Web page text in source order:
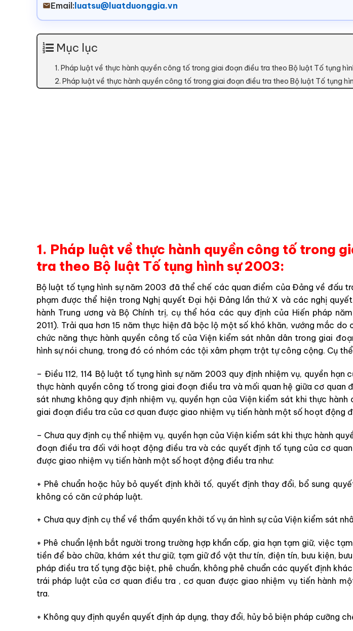
Email: luatsu@luatduonggia.vn
Mục lục
1. Pháp luật về thực hành quyền công tố trong giai đoạn điều tra theo Bộ luật Tố tụng
2. Pháp luật về thực hành quyền công tố trong giai đoạn điều tra theo Bộ luật Tố tụng
1. Pháp luật về thực hành quyền công tố trong
tra theo Bộ luật Tố tụng hình sự 2003:
Bộ luật tố tụng hình sự năm 2003 đã thể chế các quan điểm củaĐảngvề đấu tr
phạm được thể hiện trong Nghị quyếtĐại hội Đảng lần thứ X và các nghị quyết
hành Trung ương và Bộ Chính trị, cụ thể hóa các quy định của Hiến pháp
2011). Trải qua hơn 15 năm thực hiện đã bộc lộ một số khó khăn, vướng mắc do
chức năng thực hành quyền công tố của Viện kiểm sát nhân dân trong giai
hình sự nói chung, trong đó có nhóm các tội xâm phạm trật tự công cộng. Cụ thể
– Điều112,114 Bộ luật tố tụng hình sự năm 2003 quy định nhiệmvụ, quyền hạn c
thực hành quyền công tố trong giai đoạn điều tra và mối quan hệ giữa cơ quan
sát nhưng không quy định nhiệm vụ, quyền hạn của Viện kiểm sát khi thực hành
giai đoạn điều tra của cơ quan được giao nhiệm vụ tiến hành một số hoạt động
– Chưa quy định cụ thể nhiệmvụ, quyền hạn của Viện kiểm sát khi thực hành
đoạn điều tra đối với hoạt động điều travà các quyết định tố tụng của cơ
được giao nhiệm vụ tiến hành một số hoạt động điều tra như:
+ Phê chuẩn hoặc hủy bỏ quyết định khởi tố, quyết định thay đổi, bổ sung
không có căn cứ pháp luật.
+ Chưa quy định cụ thể về thẩm quyền khởi tố vụ án hình sự của Viện kiểm sát
+ Phê chuẩn lệnh bắt người trong trường hợp khẩn cấp, gia hạn tạm giữ, việc tạm
tiền để bào chữa, khám xét thư giữ, tạm giữ đồ vật thư tín, điện tín, bưu kiện, bưu
pháp điều tra tố tụng đặc biệt, phê chuẩn, không phê chuẩn các quyết định khác
trái pháp luật của cơ quan điều tra , cơ quan được giao nhiệm vụ tiến hành
tra.
+ Không quy định quyền quyết định áp dụng, thay đổi, hủy bỏ biện pháp cưỡng